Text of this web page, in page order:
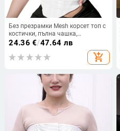
Без презрамки Mesh корсет топ с
костички, пълна чашка,
оформяне на тялото,
24.36 €/47.64 лв
add_shopping_cart